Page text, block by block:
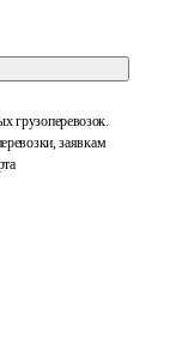
грузоперевозок.
заявкам